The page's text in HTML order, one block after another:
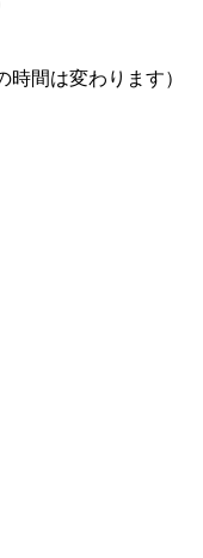
時間は変わります）